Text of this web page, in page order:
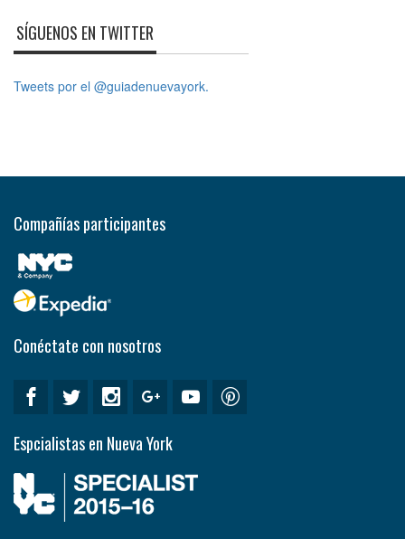
SÍGUENOS EN TWITTER
Tweets por el @guiadenuevayork.
Compañías participantes
Conéctate con nosotros
Espcialistas en Nueva York